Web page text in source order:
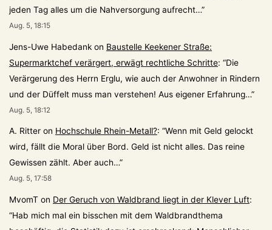
jeden Tag alles um die Nahversorgung aufrecht…”
Aug. 5, 18:15
Jens-Uwe Habedank on Baustelle Keekener Straße:
Supermarktchef verärgert, erwägt rechtliche Schritte: “Die
Verärgerung des Herrn Erglu, wie auch der Anwohner in Rindern
und der Düffelt muss man verstehen! Aus eigener Erfahrung…”
Aug. 5, 18:12
A. Ritter on Hochschule Rhein-Metall?: “Wenn mit Geld gelockt
wird, fällt die Moral über Bord. Geld ist nicht alles. Das reine
Gewissen zählt. Aber auch…”
Aug. 5, 17:58
MvomT on Der Geruch von Waldbrand liegt in der Klever Luft:
“Hab mich mal ein bisschen mit dem Waldbrandthema